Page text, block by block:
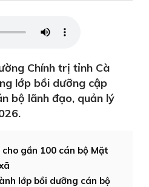
Chính trị tỉnh Cà
lớp bồi dưỡng cập
bộ lãnh đạo, quản lý
gần 100 cán bộ Mặt
lớp bồi dưỡng cán bộ